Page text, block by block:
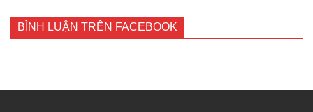
BÌNH LUẬN TRÊN FACEBOOK